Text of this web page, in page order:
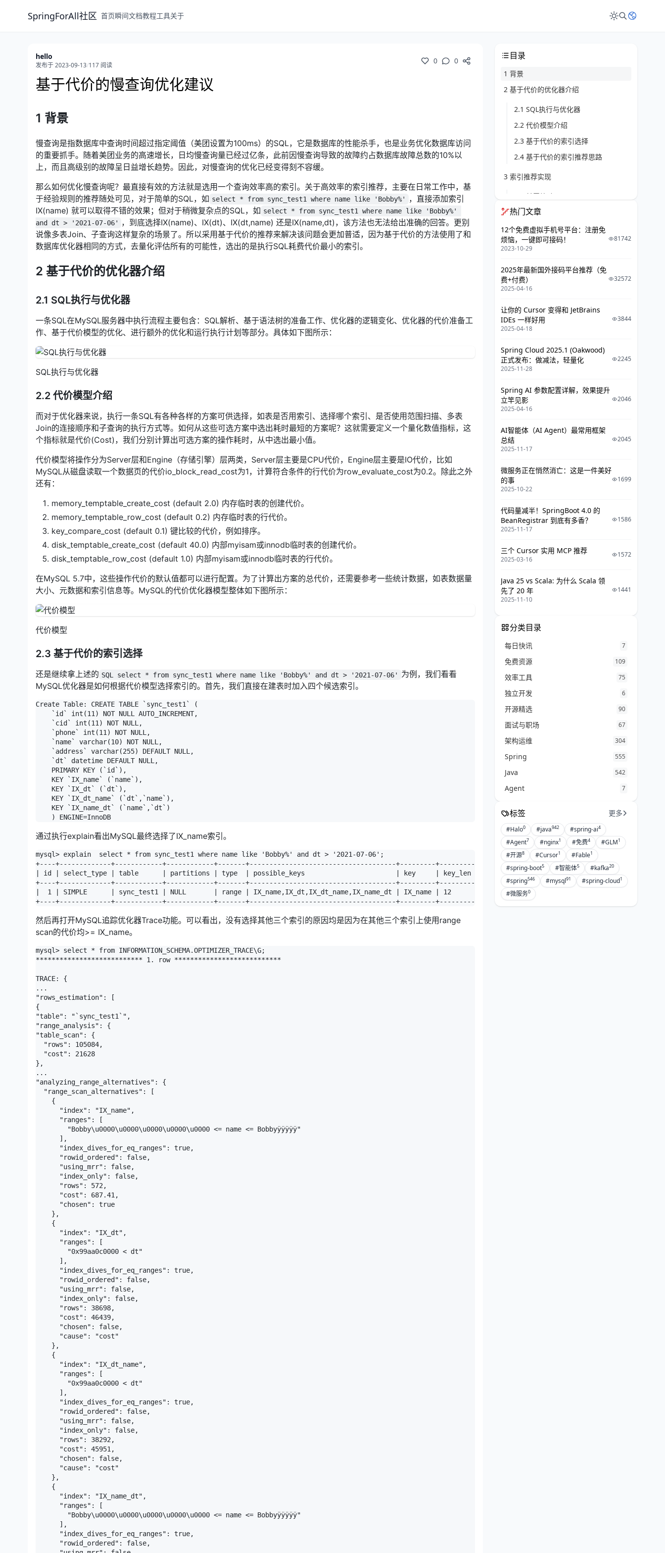
SpringForAll社区 首页瞬间文档教程工具关于
hello
发布于 2023-09-13/117 阅读 0 0
基于代价的慢查询优化建议
1 背景
慢查询是指数据库中查询时间超过指定阈值（美团设置为100ms）的SQL，它是数据库的性能杀手，也是业务优化数据库访问
的重要抓手。随着美团业务的高速增长，日均慢查询量已经过亿条，此前因慢查询导致的故障约占数据库故障总数的10%以
上，而且高级别的故障呈日益增长趋势。因此，对慢查询的优化已经变得刻不容缓。
那么如何优化慢查询呢？最直接有效的方法就是选用一个查询效率高的索引。关于高效率的索引推荐，主要在日常工作中，基
于经验规则的推荐随处可见，对于简单的SQL，如 select * from sync_test1 where name like 'Bobby%'
，直接添加索引
IX(name) 就可以取得不错的效果；但对于稍微复杂点的SQL，如 select * from sync_test1 where name like 'Bobby%'
and dt > '2021-07-06'
，到底选择IX(name)、IX(dt)、IX(dt,name) 还是IX(name,dt)，该方法也无法给出准确的回答。更别
说像多表Join、子查询这样复杂的场景了。所以采用基于代价的推荐来解决该问题会更加普适，因为基于代价的方法使用了和
数据库优化器相同的方式，去量化评估所有的可能性，选出的是执行SQL耗费代价最小的索引。
2 基于代价的优化器介绍
2.1 SQL执行与优化器
一条SQL在MySQL服务器中执行流程主要包含：SQL解析、基于语法树的准备工作、优化器的逻辑变化、优化器的代价准备工
作、基于代价模型的优化、进行额外的优化和运行执行计划等部分。具体如下图所示：
SQL执行与优化器
2.2 代价模型介绍
而对于优化器来说，执行一条SQL有各种各样的方案可供选择，如表是否用索引、选择哪个索引、是否使用范围扫描、多表
Join的连接顺序和子查询的执行方式等。如何从这些可选方案中选出耗时最短的方案呢？这就需要定义一个量化数值指标，这
个指标就是代价(Cost)，我们分别计算出可选方案的操作耗时，从中选出最小值。
代价模型将操作分为Server层和Engine（存储引擎）层两类，Server层主要是CPU代价，Engine层主要是IO代价，比如
MySQL从磁盘读取一个数据页的代价io_block_read_cost为1，计算符合条件的行代价为row_evaluate_cost为0.2。除此之外
还有：
memory_temptable_create_cost (default 2.0) 内存临时表的创建代价。
memory_temptable_row_cost (default 0.2) 内存临时表的行代价。
key_compare_cost (default 0.1) 键比较的代价，例如排序。
disk_temptable_create_cost (default 40.0) 内部myisam或innodb临时表的创建代价。
disk_temptable_row_cost (default 1.0) 内部myisam或innodb临时表的行代价。
在MySQL 5.7中，这些操作代价的默认值都可以进行配置。为了计算出方案的总代价，还需要参考一些统计数据，如表数据量
大小、元数据和索引信息等。MySQL的代价优化器模型整体如下图所示：
代价模型
2.3 基于代价的索引选择
还是继续拿上述的 SQL select * from sync_test1 where name like 'Bobby%' and dt > '2021-07-06'
为例，我们看看
MySQL优化器是如何根据代价模型选择索引的。首先，我们直接在建表时加入四个候选索引。
Create Table: CREATE TABLE `sync_test1` (
    `id` int(11) NOT NULL AUTO_INCREMENT,
    `cid` int(11) NOT NULL,
    `phone` int(11) NOT NULL,
    `name` varchar(10) NOT NULL,
    `address` varchar(255) DEFAULT NULL,
    `dt` datetime DEFAULT NULL,
    PRIMARY KEY (`id`),
    KEY `IX_name` (`name`),
    KEY `IX_dt` (`dt`),
    KEY `IX_dt_name` (`dt`,`name`),
    KEY `IX_name_dt` (`name`,`dt`)
通过执行explain看出MySQL最终选择了IX_name索引。
mysql> explain  select * from sync_test1 where name like 'Bobby%' and dt > '2021-07-06';
+----+-------------+------------+------------+-------+-------------------------------------+---------+---------+------+------+----------
| id | select_type | table      | partitions | type  | possible_keys                       | key     | key_len | ref  | rows | filtered | Extra
+----+-------------+------------+------------+-------+-------------------------------------+---------+---------+------+------+----------
|  1 | SIMPLE      | sync_test1 | NULL       | range | IX_name,IX_dt,IX_dt_name,IX_name_dt | IX_name | 12      | NULL |  572 |    36.83 | Using index
然后再打开MySQL追踪优化器Trace功能。可以看出，没有选择其他三个索引的原因均是因为在其他三个索引上使用range
scan的代价均>= IX_name。
mysql> select * from INFORMATION_SCHEMA.OPTIMIZER_TRACE\G;
*************************** 1. row ***************************
TRACE: {
...
"rows_estimation": [
{
"table": "`sync_test1`",
"range_analysis": {
"table_scan": {
  "rows": 105084,
  "cost": 21628
},
...
"analyzing_range_alternatives": {
  "range_scan_alternatives": [
    {
      "index": "IX_name",
      "ranges": [
        "Bobby\u0000\u0000\u0000\u0000\u0000 <= name <= Bobbyÿÿÿÿÿ"
      ],
      "index_dives_for_eq_ranges": true,
      "rowid_ordered": false,
      "using_mrr": false,
      "index_only": false,
      "rows": 572,
      "cost": 687.41,
      "chosen": true
    },
    {
      "index": "IX_dt",
      "ranges": [
        "0x99aa0c0000 < dt"
      ],
      "index_dives_for_eq_ranges": true,
      "rowid_ordered": false,
      "using_mrr": false,
      "index_only": false,
      "rows": 38698,
      "cost": 46439,
      "chosen": false,
      "cause": "cost"
    },
    {
      "index": "IX_dt_name",
      "ranges": [
        "0x99aa0c0000 < dt"
      ],
      "index_dives_for_eq_ranges": true,
      "rowid_ordered": false,
      "using_mrr": false,
      "index_only": false,
      "rows": 38292,
      "cost": 45951,
      "chosen": false,
      "cause": "cost"
    },
    {
      "index": "IX_name_dt",
      "ranges": [
        "Bobby\u0000\u0000\u0000\u0000\u0000 <= name <= Bobbyÿÿÿÿÿ"
      ],
      "index_dives_for_eq_ranges": true,
      "rowid_ordered": false,
目录
1 背景
2 基于代价的优化器介绍
2.1 SQL执行与优化器
2.2 代价模型介绍
2.3 基于代价的索引选择
2.4 基于代价的索引推荐思路
3 索引推荐实现
3.1 前置校验
3.2 提取关键列名
3.3 生成候选索引
3.4 数据采集
3.6 候选索引代价评估
4.1 有效性验证
4.2 效果追踪
4.3 仿真环境
4.4 测试案例库
5.1 过去-历史慢查询
5.3 未来-潜在慢查询
6 项目运行情况
7 未来规划
参考资料
热门文章
12个免费虚拟手机号平台：注册免
烦恼，一键即可接码！
2023-10-29
81742
2025年最新国外接码平台推荐（免
费+付费）
2025-04-16
32572
让你的 Cursor 变得和 JetBrains
IDEs 一样好用
2025-04-18
3844
Spring Cloud 2025.1 (Oakwood)
正式发布：做减法，轻量化
2025-11-28
2245
Spring AI 参数配置详解，效果提升
立竿见影
2025-04-16
2046
AI智能体（AI Agent）最常用框架
总结
2025-11-17
2045
微服务正在悄然消亡：这是一件美好
的事
2025-10-22
1699
代码量减半！SpringBoot 4.0 的
BeanRegistrar 到底有多香？
2025-11-17
1586
三个 Cursor 实用 MCP 推荐
2025-03-16
1572
Java 25 vs Scala: 为什么 Scala 领
先了 20 年
2025-11-10
1441
分类目录
每日快讯 7
免费资源 109
效率工具 75
独立开发 6
开源精选 90
面试与职场 67
架构运维 304
Spring 555
Java 542
Agent 7
标签 更多
#Halo0 #java942 #spring-ai4
#Agent7 #nginx1 #免费4 #GLM1
#开源8 #Cursor1 #Fable1
#spring-boot5 #智能体5 #kafka20
#spring546 #mysql91 #spring-cloud1
#微服务0